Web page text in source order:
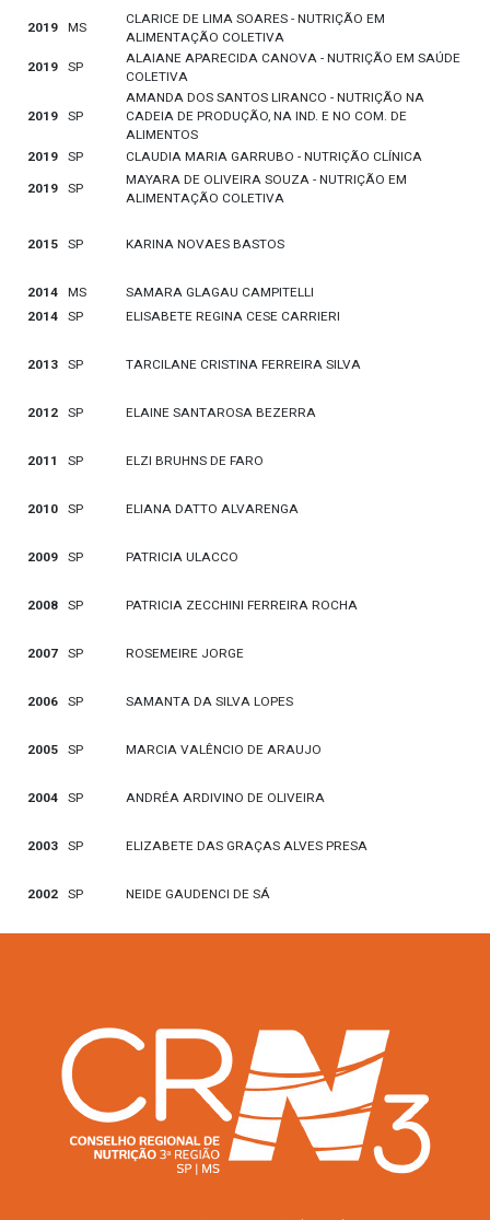
2019 MS
CLARICE DE LIMA SOARES - NUTRIÇÃO EM
ALIMENTAÇÃO COLETIVA
2019
SP
ALAIANE APARECIDA CANOVA - NUTRIÇÃO EM SAÚDE
COLETIVA
2019 SP
AMANDA DOS SANTOS LIRANCO - NUTRIÇÃO NA
CADEIA DE PRODUÇÃO, NA IND. E NO COM. DE
ALIMENTOS
2019
SP CLAUDIA MARIA GARRUBO - NUTRIÇÃO CLÍNICA
2019 SP
MAYARA DE OLIVEIRA SOUZA - NUTRIÇÃO EM
ALIMENTAÇÃO COLETIVA
2015 SP KARINA NOVAES BASTOS
2014 MS
SAMARA GLAGAU CAMPITELLI
2014
SP ELISABETE REGINA CESE CARRIERI
2013 SP TARCILANE CRISTINA FERREIRA SILVA
2012 SP ELAINE SANTAROSA BEZERRA
2011 SP ELZI BRUHNS DE FARO
2010 SP ELIANA DATTO ALVARENGA
2009 SP PATRICIA ULACCO
2008 SP PATRICIA ZECCHINI FERREIRA ROCHA
2007 SP ROSEMEIRE JORGE
2006 SP SAMANTA DA SILVA LOPES
2005 SP MARCIA VALÊNCIO DE ARAUJO
2004 SP ANDRÉA ARDIVINO DE OLIVEIRA
2003 SP ELIZABETE DAS GRAÇAS ALVES PRESA
2002 SP NEIDE GAUDENCI DE SÁ